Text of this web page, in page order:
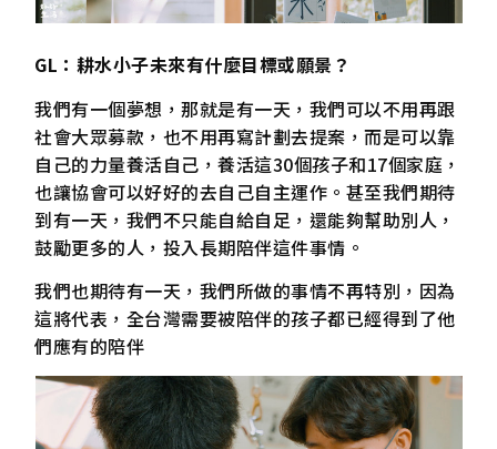
GL：耕水小子未來有什麼目標或願景？
我們有一個夢想，那就是有一天，我們可以不用再跟
社會大眾募款，也不用再寫計劃去提案，而是可以靠
自己的力量養活自己，養活這30個孩子和17個家庭，
也讓協會可以好好的去自己自主運作。甚至我們期待
到有一天，我們不只能自給自足，還能夠幫助別人，
鼓勵更多的人，投入長期陪伴這件事情。
我們也期待有一天，我們所做的事情不再特別，因為
這將代表，全台灣需要被陪伴的孩子都已經得到了他
們應有的陪伴